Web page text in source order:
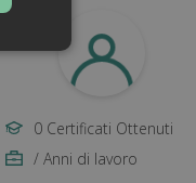
0 Certificati Ottenuti
/ Anni di lavoro